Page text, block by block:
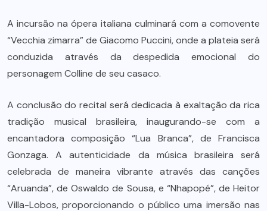
A incursão na ópera italiana culminará com a comovente
“Vecchia zimarra” de Giacomo Puccini, onde a plateia será
conduzida através da despedida emocional do
personagem Colline de seu casaco.
A conclusão do recital será dedicada à exaltação da rica
tradição musical brasileira, inaugurando-se com a
encantadora composição “Lua Branca”, de Francisca
Gonzaga. A autenticidade da música brasileira será
celebrada de maneira vibrante através das canções
“Aruanda”, de Oswaldo de Sousa, e “Nhapopé”, de Heitor
Villa-Lobos, proporcionando o público uma imersão nas